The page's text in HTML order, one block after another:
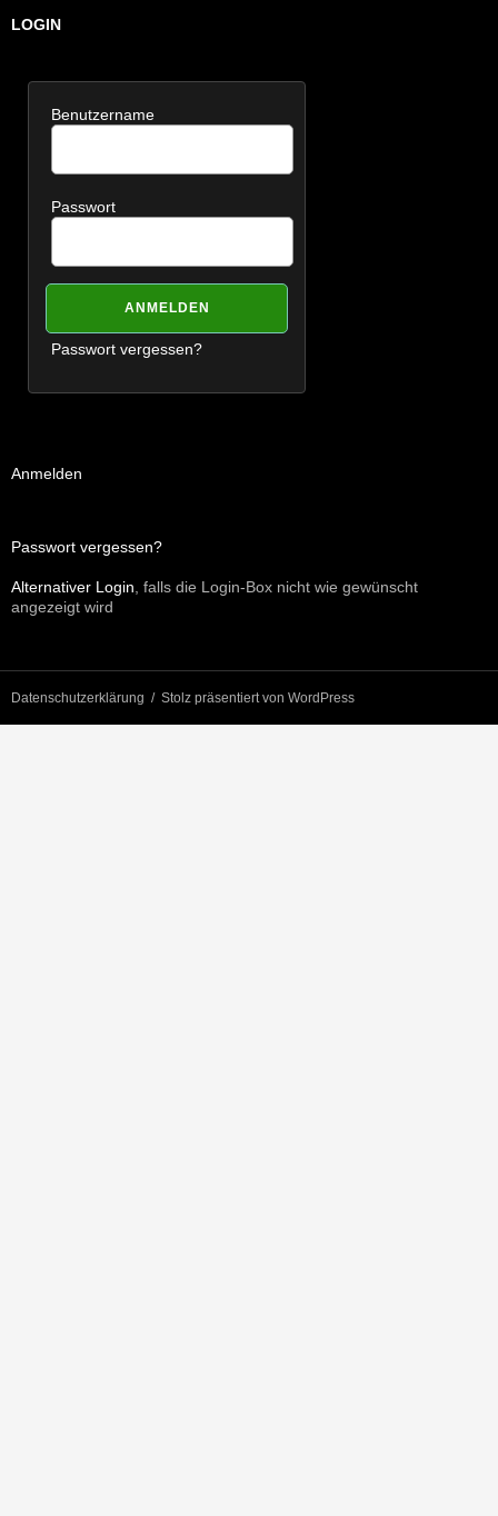
LOGIN
Benutzername
Passwort
Passwort vergessen?
Anmelden
Passwort vergessen?
Alternativer Login , falls die Login-Box nicht wie gewünscht
angezeigt wird
Datenschutzerklärung Stolz präsentiert von WordPress